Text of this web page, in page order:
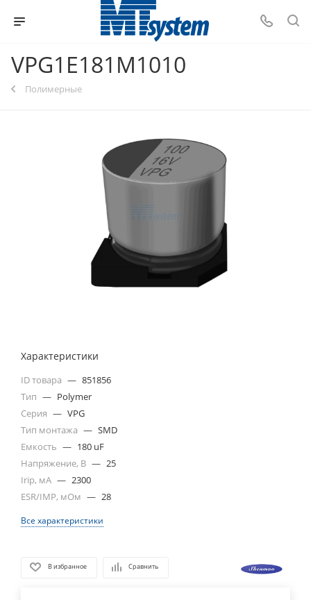
VPG1E181M1010
Полимерные
Характеристики
ID товара — 851856
Тип — Polymer
Серия — VPG
Тип монтажа — SMD
Емкость — 180 uF
Напряжение, В — 25
Irip, мА — 2300
ESR/IMP, мОм — 28
Все характеристики
В избранное Сравнить